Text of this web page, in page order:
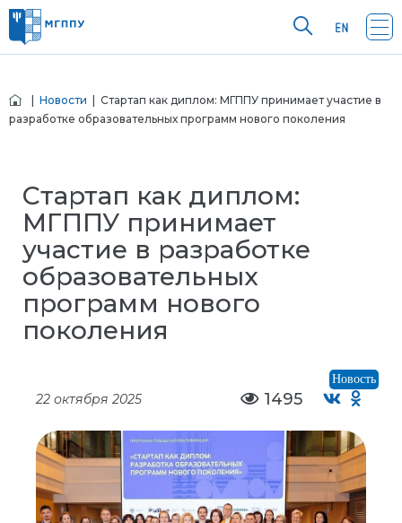
Новости | Стартап как диплом: МГППУ принимает участие в
разработке образовательных программ нового поколения
Стартап как диплом:
МГППУ принимает
участие в разработке
образовательных
программ нового
поколения
Новость
22 октября 2025 1495